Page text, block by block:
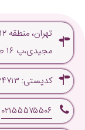
مجیدی،پ ۱۶ ط اول
کدپستی: ۱۱۹۸۹۳۴۷۱۳-فروش آنلاین و حضوری
۰۲۱۵۵۵۷۵۵۰۶